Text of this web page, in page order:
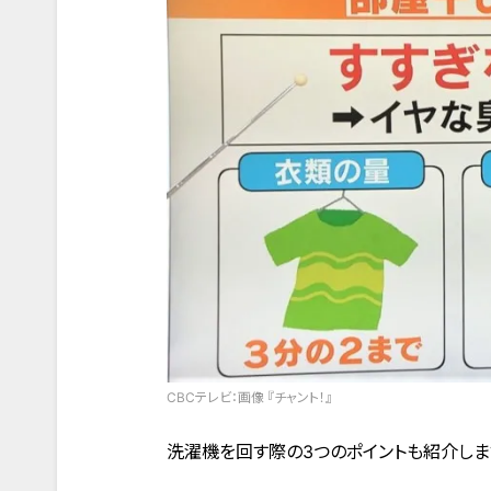
CBCテレビ：画像 『チャント！』
洗濯機を回す際の3つのポイントも紹介しま